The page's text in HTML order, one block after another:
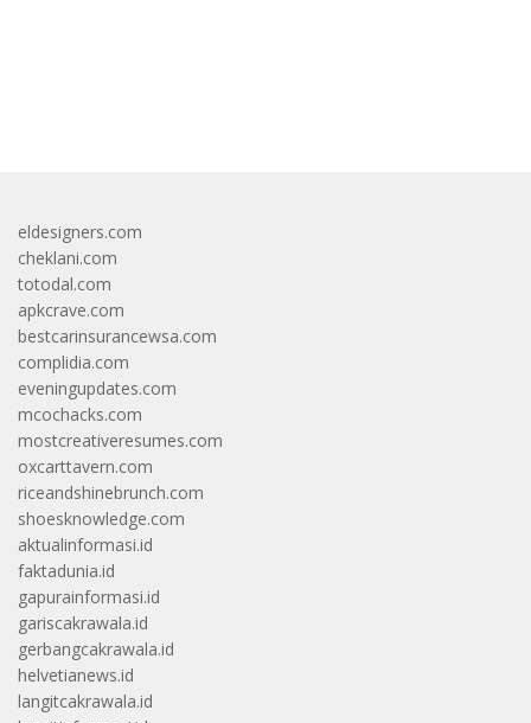
eldesigners.com
cheklani.com
totodal.com
apkcrave.com
bestcarinsurancewsa.com
complidia.com
eveningupdates.com
mcochacks.com
mostcreativeresumes.com
oxcarttavern.com
riceandshinebrunch.com
shoesknowledge.com
aktualinformasi.id
faktadunia.id
gapurainformasi.id
gariscakrawala.id
gerbangcakrawala.id
helvetianews.id
langitcakrawala.id